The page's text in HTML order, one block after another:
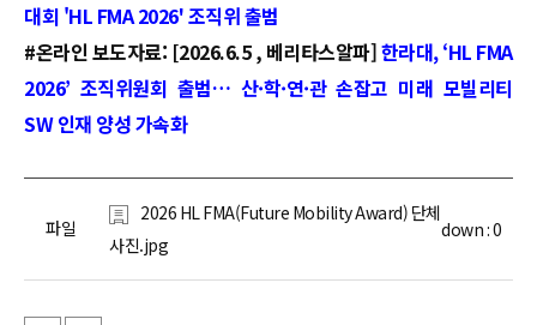
대회 'HL FMA 2026' 조직위 출범
#온라인 보도자료: [2026.6.5 , 베리타스알파]한라대, ‘HL FMA
2026’ 조직위원회 출범… 산·학·연·관 손잡고 미래 모빌리티
SW 인재 양성 가속화
파일
2026 HL FMA(Future Mobility Award) 단체
사진.jpg
down :0